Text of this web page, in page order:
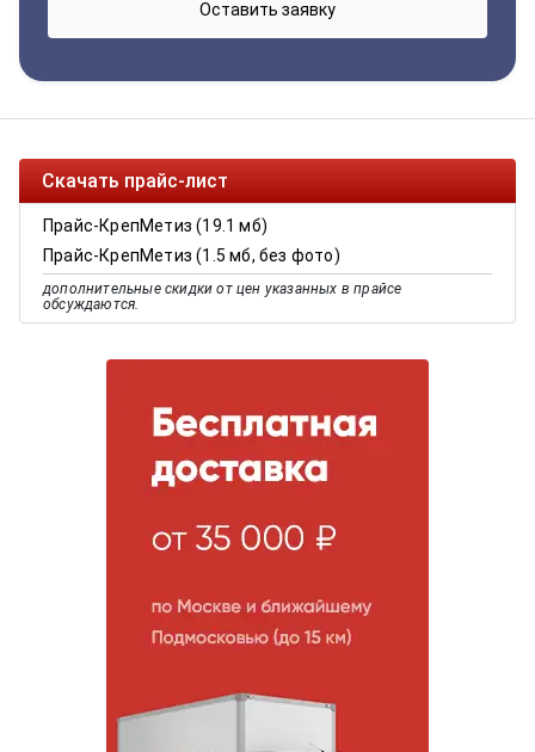
Скачать прайс-лист
Прайс-КрепМетиз (19.1 мб)
Прайс-КрепМетиз (1.5 мб, без фото)
дополнительные скидки от цен указанных в прайсе
обсуждаются.